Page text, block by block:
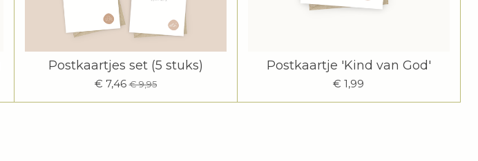
Postkaartjes set (5 stuks)
€ 7,46 € 9,95
Postkaartje 'Kind van God'
€ 1,99